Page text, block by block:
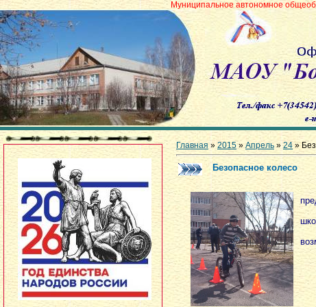
Муниципальное автономное
Главная » 2015 » Апрель » 24 »
Безопасное колесо
В